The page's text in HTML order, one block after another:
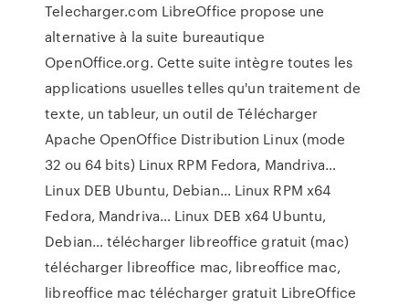
Telecharger.com LibreOffice propose une
alternative à la suite bureautique
OpenOffice.org. Cette suite intègre toutes les
applications usuelles telles qu'un traitement de
texte, un tableur, un outil de Télécharger
Apache OpenOffice Distribution Linux (mode
32 ou 64 bits) Linux RPM Fedora, Mandriva…
Linux DEB Ubuntu, Debian… Linux RPM x64
Fedora, Mandriva… Linux DEB x64 Ubuntu,
Debian… télécharger libreoffice gratuit (mac)
télécharger libreoffice mac, libreoffice mac,
libreoffice mac télécharger gratuit LibreOffice